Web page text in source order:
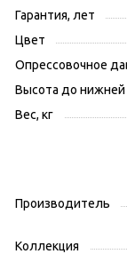
Гарантия, лет
Цвет
Опрессовочное
Высота до нижней
Вес, кг
Производитель
Коллекция